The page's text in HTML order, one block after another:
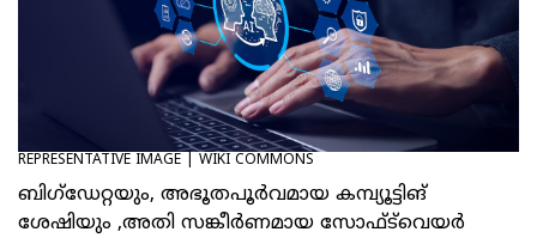
REPRESENTATIVE IMAGE | WIKI COMMONS
ബിഗ്‌ഡേറ്റയും, അഭൂതപൂർവമായ കമ്പ്യൂട്ടിങ്
ശേഷിയും ,അതി സങ്കീർണമായ സോഫ്ട്‍വെയർ